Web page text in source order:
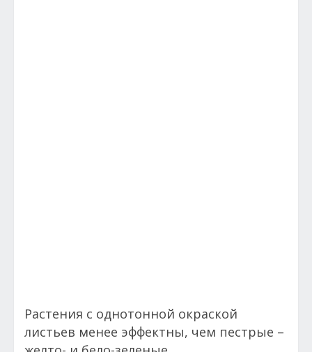
Растения с однотонной окраской
листьев менее эффектны, чем пестрые –